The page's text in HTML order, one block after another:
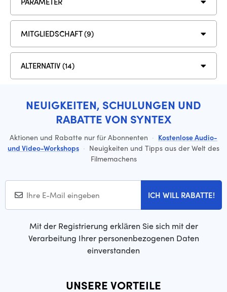
MITGLIEDSCHAFT (9)
ALTERNATIV (14)
NEUIGKEITEN, SCHULUNGEN UND
RABATTE VON SYNTEX
Aktionen und Rabatte nur für Abonnenten · Kostenlose Audio-
und Video-Workshops · Neuigkeiten und Tipps aus der Welt des
Filmemachens
ICH WILL RABATTE!
Mit der Registrierung erklären Sie sich mit der
Verarbeitung Ihrer personenbezogenen Daten
einverstanden
UNSERE VORTEILE